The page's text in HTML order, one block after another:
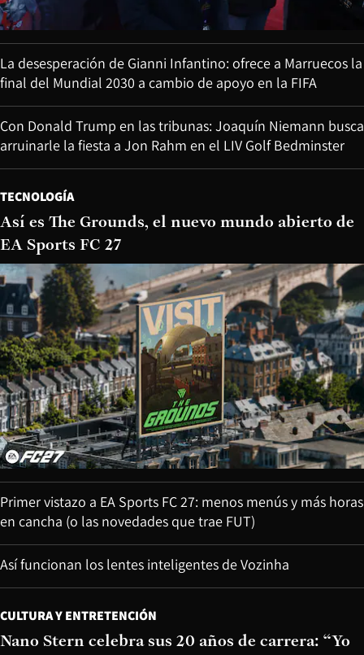
La desesperación de Gianni Infantino: ofrece a Marruecos la
final del Mundial 2030 a cambio de apoyo en la FIFA
Con Donald Trump en las tribunas: Joaquín Niemann busca
arruinarle la fiesta a Jon Rahm en el LIV Golf Bedminster
TECNOLOGÍA
Así es The Grounds, el nuevo mundo abierto de
EA Sports FC 27
Primer vistazo a EA Sports FC 27: menos menús y más horas
en cancha (o las novedades que trae FUT)
Así funcionan los lentes inteligentes de Vozinha
CULTURA Y ENTRETENCIÓN
Nano Stern celebra sus 20 años de carrera: “Yo